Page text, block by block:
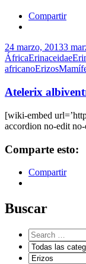
Compartir
24 marzo, 20133
ÁfricaErinaceidae
africanoErizos
Atelerix
[wiki-embed
accordion no-edit
Comparte esto:
Compartir
Buscar